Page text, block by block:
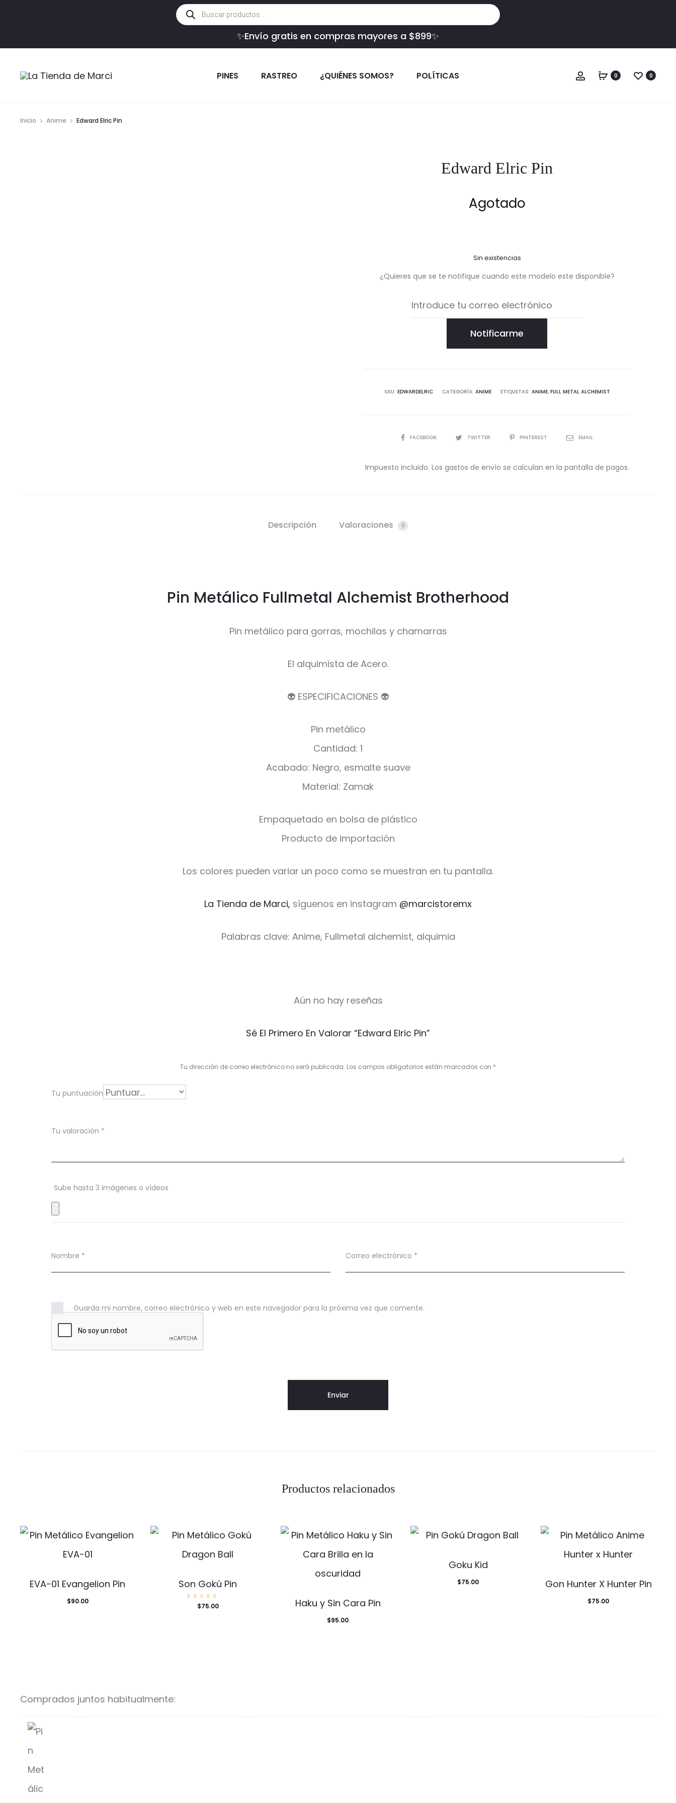
Búsqueda
de
productos
✨Envío gratis en compras mayores a $899✨
PINES RASTREO ¿QUIÉNES SOMOS? POLÍTICAS Cuenta
0 0
Inicio Anime Edward Elric Pin
Edward Elric Pin
Agotado
Sin existencias
¿Quieres que se te notifique cuando este modelo este disponible?
Notificarme
SKU: EDWARDELRIC CATEGORÍA: ANIME ETIQUETAS: ANIME, FULL METAL ALCHEMIST
COMPARTIR
FACEBOOK TWITTER PINTEREST EMAIL
Impuesto incluido. Los gastos de envío se calculan en la pantalla de pagos.
Descripción Valoraciones 0
Pin Metálico Fullmetal Alchemist Brotherhood
Pin metálico para gorras, mochilas y chamarras
El alquimista de Acero.
👽 ESPECIFICACIONES 👽
Pin metálico
Cantidad: 1
Acabado: Negro, esmalte suave
Material: Zamak
Empaquetado en bolsa de plástico
Producto de importación
Los colores pueden variar un poco como se muestran en tu pantalla.
La Tienda de Marci, síguenos en instagram @marcistoremx
Palabras clave: Anime, Fullmetal alchemist, alquimia
r
c
n
e
Aún no hay reseñas
Sé El Primero En Valorar “Edward Elric Pin”
Tu dirección de correo electrónico no será publicada. Los campos obligatorios están marcados con *
Tu puntuación
Tu valoración *
Sube hasta 3 imágenes o vídeos
Nombre * Correo electrónico *
Guarda mi nombre, correo electrónico y web en este navegador para la próxima vez que comente.
Productos relacionados
EVA-01 Evangelion Pin
$90.00
Son Gokú Pin
Valorad
o con
$75.00 Haku y Sin Cara Pin
$95.00
Goku Kid
$75.00 Gon Hunter X Hunter Pin
$75.00
Comprados juntos habitualmente: